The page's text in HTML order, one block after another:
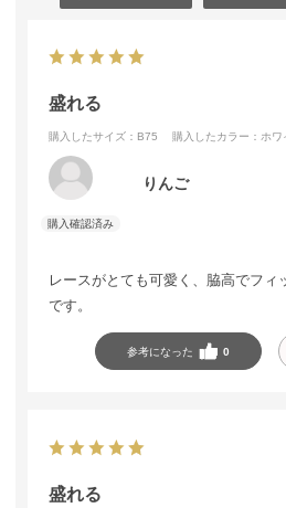
盛れる
購入したサイズ：B75 購入したカラー：ホワ
りんご
レースがとても可愛く、脇高でフィ
です。
参考になった 0
盛れる